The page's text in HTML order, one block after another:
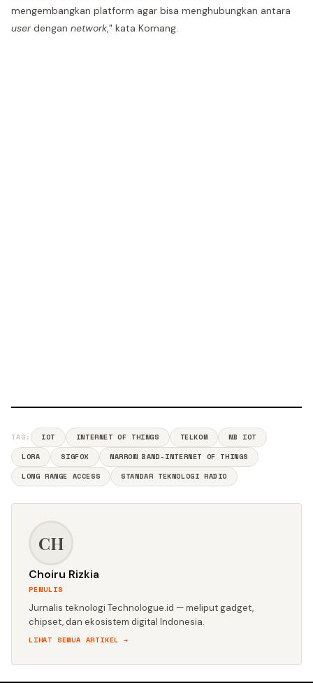
mengembangkan platform agar bisa menghubungkan antara
userdengan network," kata Komang.
TAG: IOT INTERNET OF THINGS TELKOM
NB IOT
LORA
SIGFOX
NARROW BAND-INTERNET OF THINGS
LONG RANGE ACCESS
STANDAR TEKNOLOGI RADIO
CH
Choiru Rizkia
PENULIS
Jurnalis teknologi Technologue.id — meliput gadget,
chipset, dan ekosistem digital Indonesia.
LIHAT SEMUA ARTIKEL →